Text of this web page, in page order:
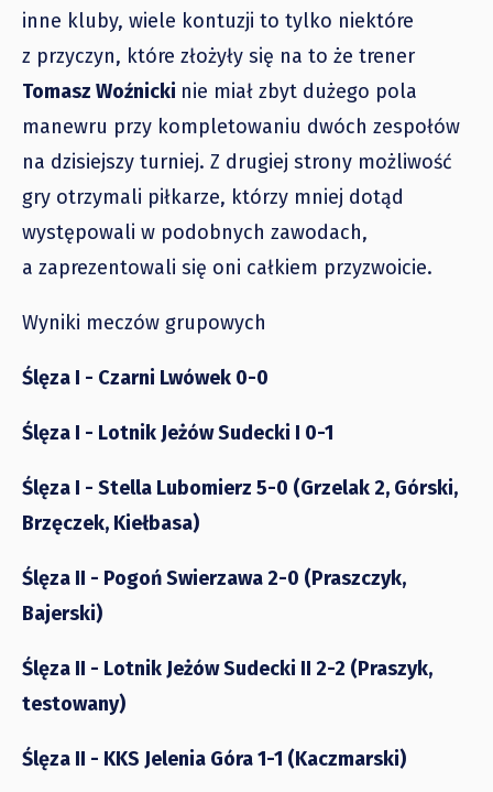
inne kluby, wiele kontuzji to tylko niektóre
z przyczyn, które złożyły się na to że trener
Tomasz Woźnicki nie miał zbyt dużego pola
manewru przy kompletowaniu dwóch zespołów
na dzisiejszy turniej. Z drugiej strony możliwość
gry otrzymali piłkarze, którzy mniej dotąd
występowali w podobnych zawodach,
a zaprezentowali się oni całkiem przyzwoicie.
Wyniki meczów grupowych
Ślęza I - Czarni Lwówek 0-0
Ślęza I - Lotnik Jeżów Sudecki I 0-1
Ślęza I - Stella Lubomierz 5-0 (Grzelak 2, Górski,
Brzęczek, Kiełbasa)
Ślęza II - Pogoń Swierzawa 2-0 (Praszczyk,
Bajerski)
Ślęza II - Lotnik Jeżów Sudecki II 2-2 (Praszyk,
testowany)
Ślęza II - KKS Jelenia Góra 1-1 (Kaczmarski)